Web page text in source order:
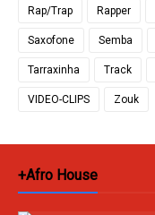
Rap/Trap Rapper
Saxofone Semba
Tarraxinha Track
VIDEO-CLIPS Zouk
+Afro House